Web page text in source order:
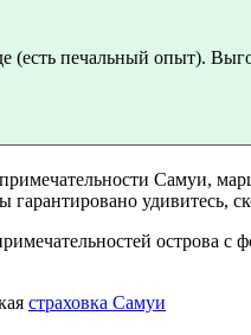
печальный опыт).
Самуи,
удивитесь,
острова
страховка Самуи